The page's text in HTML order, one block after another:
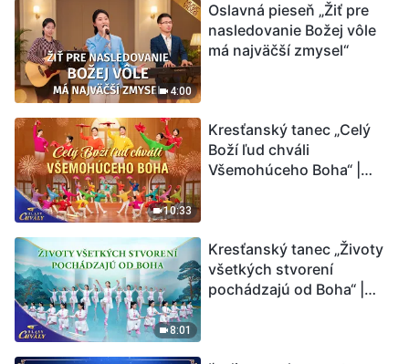
4:00
Oslavná pieseň „Žiť pre
nasledovanie Božej vôle
má najväčší zmysel“
10:33
Kresťanský tanec „Celý
Boží ľud chváli
Všemohúceho Boha“ |
8:01
Kresťanský tanec „Životy
všetkých stvorení
pochádzajú od Boha“ |